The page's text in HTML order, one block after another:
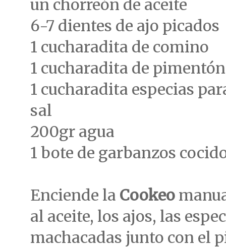
un chorreón de aceite
6-7 dientes de ajo picados
1 cucharadita de comino
1 cucharadita de pimentón
1 cucharadita especias
sal
200gr agua
1 bote de garbanzos
Enciende la Cookeo
al aceite, los ajos, las
machacadas junto con el